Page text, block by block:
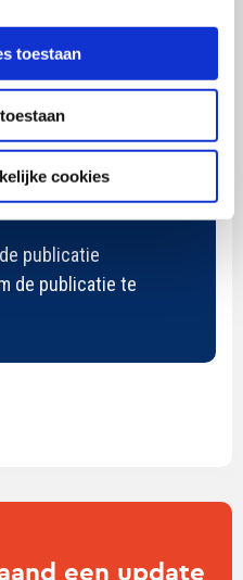
toestaan
cookies
en werking
tussen
een merk creëert?
Nog geen
publicatie
de publicatie te
een update